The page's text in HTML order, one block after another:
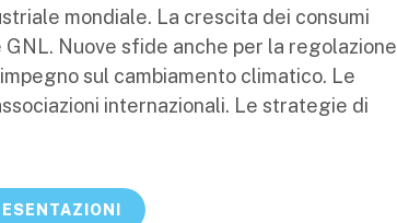
mondiale. La crescita dei consumi
Nuove sfide anche per la regolazione
sul cambiamento climatico. Le
internazionali. Le strategie di